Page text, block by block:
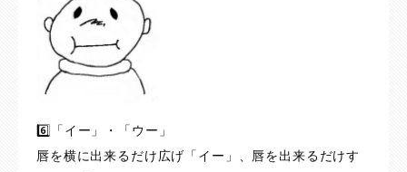
6️⃣「イー」・「ウー」
唇を横に出来るだけ広げ「イー」、唇を出来るだけす